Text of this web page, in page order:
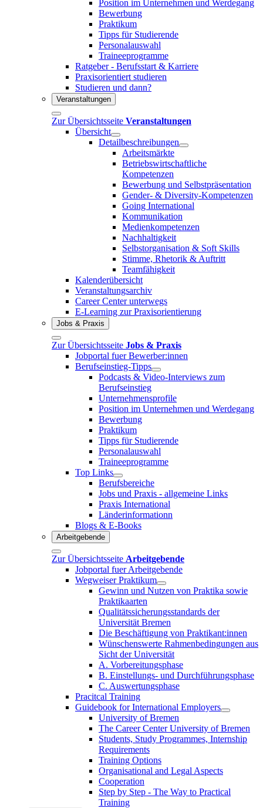
Position im Unternehmen und Werdegang
Bewerbung
Praktikum
Tipps für Studierende
Personalauswahl
Traineeprogramme
Ratgeber - Berufsstart & Karriere
Praxisorientiert studieren
Studieren und dann?
Veranstaltungen
Zur Übersichtsseite Veranstaltungen
Übersicht
Detailbeschreibungen
Arbeitsmärkte
Betriebswirtschaftliche
Kompetenzen
Bewerbung und Selbstpräsentation
Gender- & Diversity-Kompetenzen
Going International
Kommunikation
Medienkompetenzen
Nachhaltigkeit
Selbstorganisation & Soft Skills
Stimme, Rhetorik & Auftritt
Teamfähigkeit
Kalenderübersicht
Veranstaltungsarchiv
Career Center unterwegs
E-Learning zur Praxisorientierung
Jobs & Praxis
Zur Übersichtsseite Jobs & Praxis
Jobportal fuer Bewerber:innen
Berufseinstieg-Tipps
Podcasts & Video-Interviews zum
Berufseinstieg
Unternehmensprofile
Position im Unternehmen und Werdegang
Bewerbung
Praktikum
Tipps für Studierende
Personalauswahl
Traineeprogramme
Top Links
Berufsbereiche
Jobs und Praxis - allgemeine Links
Praxis International
Länderinformationn
Blogs & E-Books
Arbeitgebende
Zur Übersichtsseite Arbeitgebende
Jobportal fuer Arbeitgebende
Wegweiser Praktikum
Gewinn und Nutzen von Praktika sowie
Praktikaarten
Qualitätssicherungsstandards der
Universität Bremen
Die Beschäftigung von Praktikant:innen
Wünschenswerte Rahmenbedingungen aus
Sicht der Universität
A. Vorbereitungsphase
B. Einstellungs- und Durchführungsphase
C. Auswertungsphase
Pracitcal Training
Guidebook for International Employers
University of Bremen
The Career Center University of Bremen
Students, Study Programmes, Internship
Requirements
Training Options
Organisational and Legal Aspects
Cooperation
Step by Step - The Way to Practical
Training